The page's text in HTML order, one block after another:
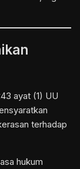
ayat (1) UU
terhadap
hukum